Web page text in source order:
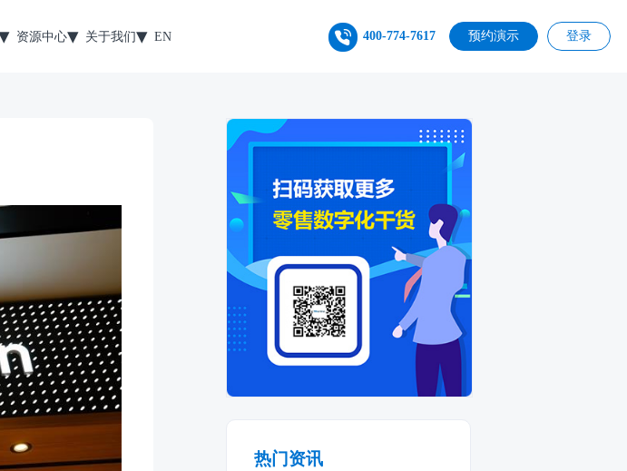
资源中心 关于我们 EN 400-774-7617 预约演示 登录
热门资讯